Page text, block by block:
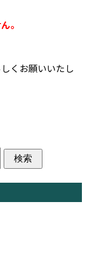
。
くお願いいたし